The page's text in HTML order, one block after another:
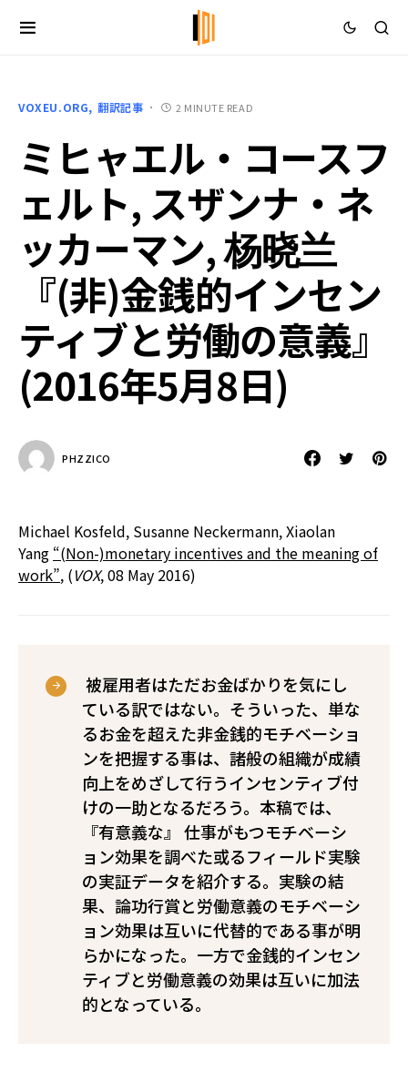
VOXEU.ORG 翻訳記事 2 MINUTE READ
ミヒャエル・コースフ
ェルト, スザンナ・ネ
ッカーマン, 杨晓兰
『(非)金銭的インセン
ティブと労働の意義』
(2016年5月8日)
PHZZICO
Michael Kosfeld, Susanne Neckermann, Xiaolan
Yang “(Non-)monetary incentives and the meaning of
work”, (VOX, 08 May 2016)
被雇用者はただお金ばかりを気にし
ている訳ではない。そういった、単な
るお金を超えた非金銭的モチベーショ
ンを把握する事は、諸般の組織が成績
向上をめざして行うインセンティブ付
けの一助となるだろう。本稿では、
『有意義な』 仕事がもつモチベーシ
ョン効果を調べた或るフィールド実験
の実証データを紹介する。実験の結
果、論功行賞と労働意義のモチベーシ
ョン効果は互いに代替的である事が明
らかになった。一方で金銭的インセン
ティブと労働意義の効果は互いに加法
的となっている。